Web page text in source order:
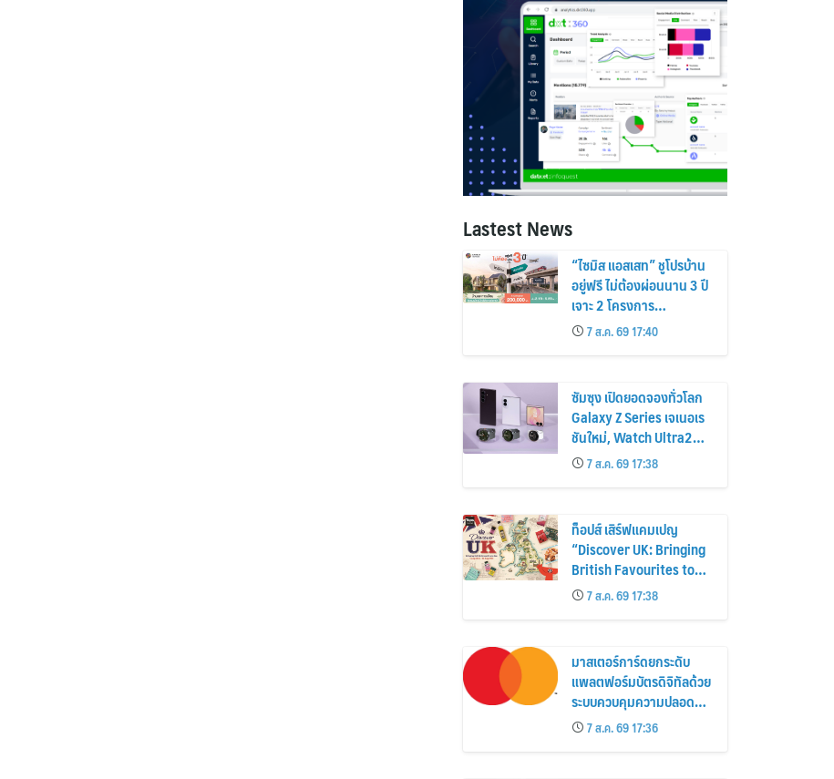
Lastest News
“ไซมิส แอสเสท” ชูโปรบ้าน
อยู่ฟรี ไม่ต้องผ่อนนาน 3 ปี
เจาะ 2 โครงการ
“Siamese Holm–
Siamese Blossom”
พร้อมส่วนลดและสิทธิพิเศษ
ถึง 31 สิงหาคม 2569
7 ส.ค. 69 17:40
ซัมซุง เปิดยอดจองทั่วโลก
Galaxy Z Series เจเนอเร
ชันใหม่, Watch Ultra2
และ Watch9 สูงกว่ารุ่น
ก่อนหน้ากว่า 30%
7 ส.ค. 69 17:38
ท็อปส์ เสิร์ฟแคมเปญ
“Discover UK: Bringing
British Favourites to
You” ขนทัพของอร่อยและ
ไอเท็มฮิตจากสหราช
อาณาจักร ส่งตรงถึงมือ
ตั้งแต่วันนี้ – 18 สิงหาคมนี้
7 ส.ค. 69 17:38
มาสเตอร์การ์ดยกระดับ
แพลตฟอร์มบัตรดิจิทัลด้วย
ระบบควบคุมความปลอดภัย
ใหม่7 ส.ค. 69 17:36